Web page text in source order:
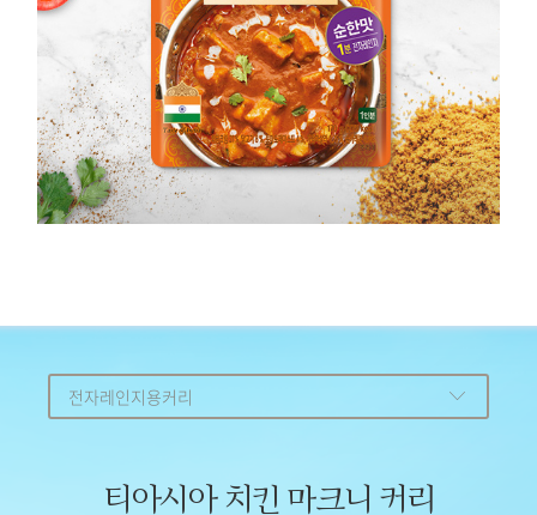
전자레인지용커리
티아시아 치킨 마크니 커리
티아시아 게살 푸팟퐁 커리
티아시아 비프 마살라 커리
티아시아 비프 키마 커리
티아시아 스파이시 비프
티아시아 스파이시 치킨